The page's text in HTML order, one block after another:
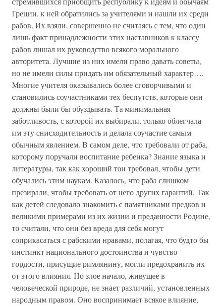
Греции, к ней обратились за учителями и нашли их среди
рабов. Их взяли, совершенно не считаясь с тем, что один
лишь факт принадлежности этих наставников к классу
рабов лишал их руководство всякого морального
авторитета. Лучшие из них имели право давать советы,
но не имели силы придать им обязательный характер….
Многие учителя оказывались более сговорчивыми и
становились соучастниками тех беспутств, которые они
должны были бы обуздывать. Та минимальная
заботливость, с которой их выбирали, только облегчала
им эту снисходительность и делала соучастие самым
обычным явлением. В самом деле, что требовали от раба,
которому поручали воспитание ребенка? Знание языка и
литературы, так как хороший тон требовал, чтобы дети
обучались этим наукам. Казалось, что раба слишком
презирали, чтобы требовать от него других гарантий. Так
как детей следовало знакомить с памятниками предков и
великими примерами из их жизни и преданности Родине,
то считали, что они без вреда для себя могут
соприкасаться с рабскими нравами, полагая, что будто бы
инстинкт национального достоинства и чувство
гордости, присущие римлянину, могли предохранить их
от этого влияния. Но злое начало, живущее в
человеческой природе, не знает различий, установленных
народным правом. Оно воспринимает всякое влияние,